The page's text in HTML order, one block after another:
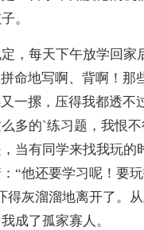
。
每天下午放学回家
命地写啊、背啊！那
一摞，压得我都透不
多的`练习题，我恨
当有同学来找我玩的
“他还要学习呢！要
得灰溜溜地离开了。
成了孤家寡人。